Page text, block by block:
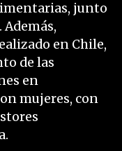
junto
en Chile,
de las
en
mujeres, con